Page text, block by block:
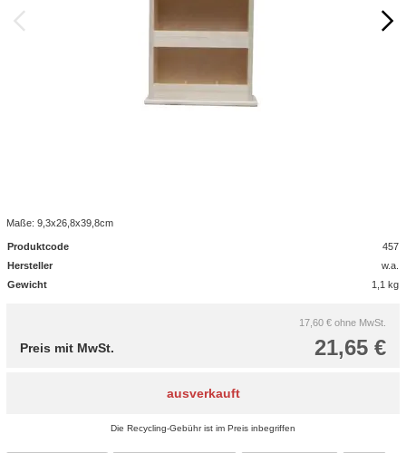
Maße: 9,3x26,8x39,8cm
Produktcode
457
Hersteller
w.a.
Gewicht
1,1 kg
17,60 € ohne MwSt.
21,65 €
Preis mit MwSt.
ausverkauft
Die Recycling-Gebühr ist im Preis inbegriffen